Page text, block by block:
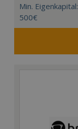
Min. Eigenkapital:
500€